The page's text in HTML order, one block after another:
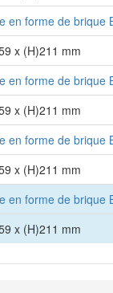
en forme de brique
x (H)211 mm
en forme de brique
x (H)211 mm
en forme de brique
x (H)211 mm
en forme de brique
x (H)211 mm